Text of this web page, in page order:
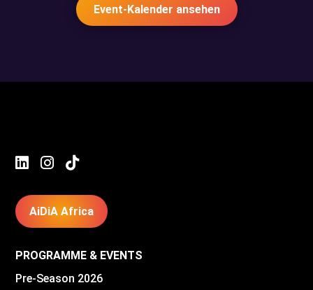
Event-Kalender ansehen
  
AiDiA Africa
PROGRAMME & EVENTS
Pre-Season 2026